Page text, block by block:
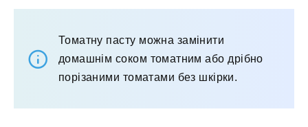
Томатну пасту можна замінити
домашнім соком томатним або дрібно
порізаними томатами без шкірки.